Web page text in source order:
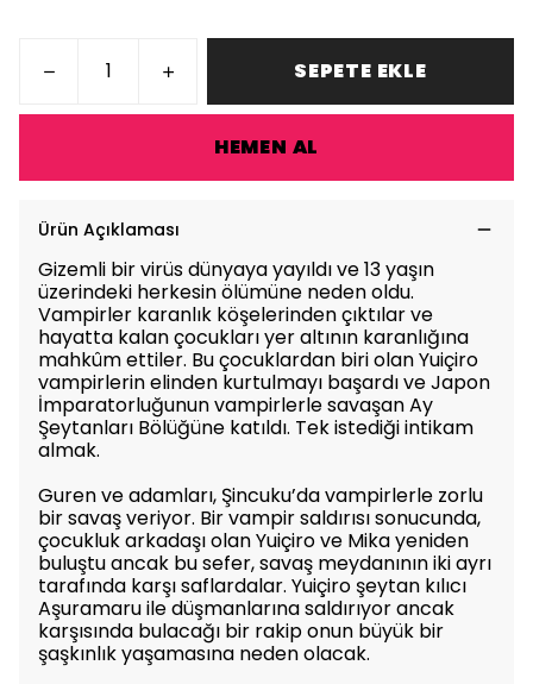
SEPETE EKLE
HEMEN AL
Ürün Açıklaması
Gizemli bir virüs dünyaya yayıldı ve 13 yaşın
üzerindeki herkesin ölümüne neden oldu.
Vampirler karanlık köşelerinden çıktılar ve
hayatta kalan çocukları yer altının karanlığına
mahkûm ettiler. Bu çocuklardan biri olan Yuiçiro
vampirlerin elinden kurtulmayı başardı ve Japon
İmparatorluğunun vampirlerle savaşan Ay
Şeytanları Bölüğüne katıldı. Tek istediği intikam
almak.
Guren ve adamları, Şincuku’da vampirlerle zorlu
bir savaş veriyor. Bir vampir saldırısı sonucunda,
çocukluk arkadaşı olan Yuiçiro ve Mika yeniden
buluştu ancak bu sefer, savaş meydanının iki ayrı
tarafında karşı saflardalar. Yuiçiro şeytan kılıcı
Aşuramaru ile düşmanlarına saldırıyor ancak
karşısında bulacağı bir rakip onun büyük bir
şaşkınlık yaşamasına neden olacak.